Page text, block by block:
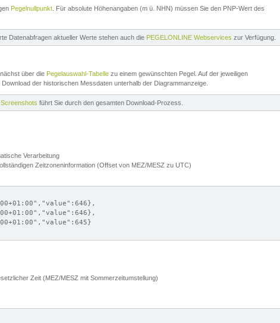
Pegelnullpunkt . Für absolute Höhenangaben (m ü. NHN) müssen Sie den PNP-Wert des
Datenabfragen aktueller Werte stehen auch die PEGELONLINE Webservices zur Verfügung.
über die Pegelauswahl-Tabelle zu einem gewünschten Pegel. Auf der jeweiligen
der historischen Messdaten unterhalb der Diagrammanzeige.
führt Sie durch den gesamten Download-Prozess.
Verarbeitung
Zeitzoneninformation (Offset von MEZ/MESZ zu UTC)
Zeit (MEZ/MESZ mit Sommerzeitumstellung)